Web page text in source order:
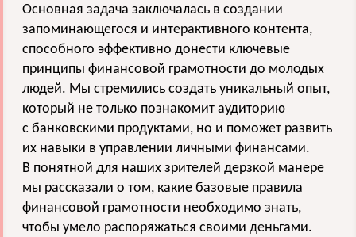
Основная задача заключалась в создании
запоминающегося и интерактивного контента,
способного эффективно донести ключевые
принципы финансовой грамотности до молодых
людей. Мы стремились создать уникальный опыт,
который не только познакомит аудиторию
с банковскими продуктами, но и поможет развить
их навыки в управлении личными финансами.
В понятной для наших зрителей дерзкой манере
мы рассказали о том, какие базовые правила
финансовой грамотности необходимо знать,
чтобы умело распоряжаться своими деньгами.